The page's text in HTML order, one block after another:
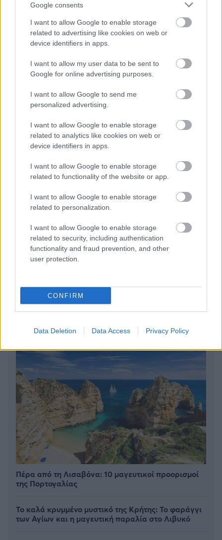
Google consents
I want to allow Google to enable storage
related to advertising like cookies on web or
device identifiers in apps.
I want to allow my user data to be sent to
Google for online advertising purposes.
I want to allow Google to send me
personalized advertising.
I want to allow Google to enable storage
related to analytics like cookies on web or
device identifiers in apps.
I want to allow Google to enable storage
related to functionality of the website or app.
I want to allow Google to enable storage
related to personalization.
I want to allow Google to enable storage
related to security, including authentication
functionality and fraud prevention, and other
user protection.
CONFIRM
Data Deletion Data Access Privacy Policy
Για να προσθέσεις το σχόλιο
σου πρέπει να συνδεθείς
στο my gazzetta!
Εγγραφή
BEST OFINTERNET
Πέρα από τη Λισαβόνα: 10 μαγευτικοί προορισμοί
της Πορτογαλίας
Το καλά κρυμμένο μυστικό της Κρήτης: Το φαράγγι
των Αγίων και η μαγευτική παραλία στο Λιβυκό